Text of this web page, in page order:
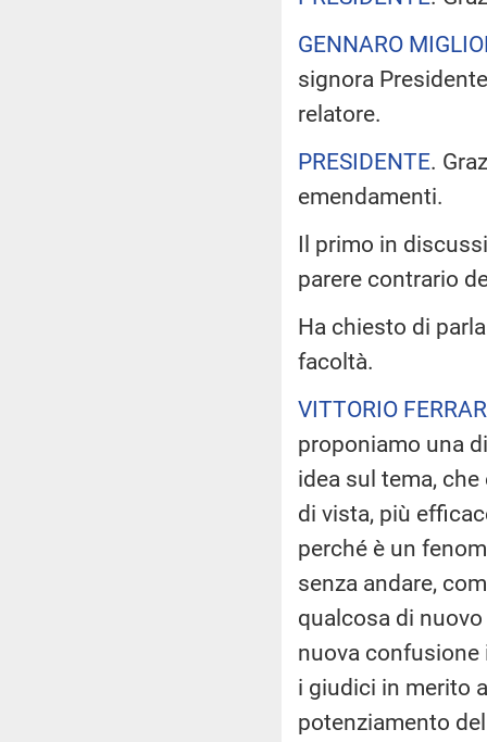
GENNARO
signora
relatore.
PRESIDENTE.
emendamenti.
Il primo in
parere contrario
Ha chiesto di
facoltà.
VITTORIO
proponiamo una
idea sul tema,
di vista, più
perché è un
senza andare,
qualcosa di
nuova confusione
i giudici in merito
potenziamento